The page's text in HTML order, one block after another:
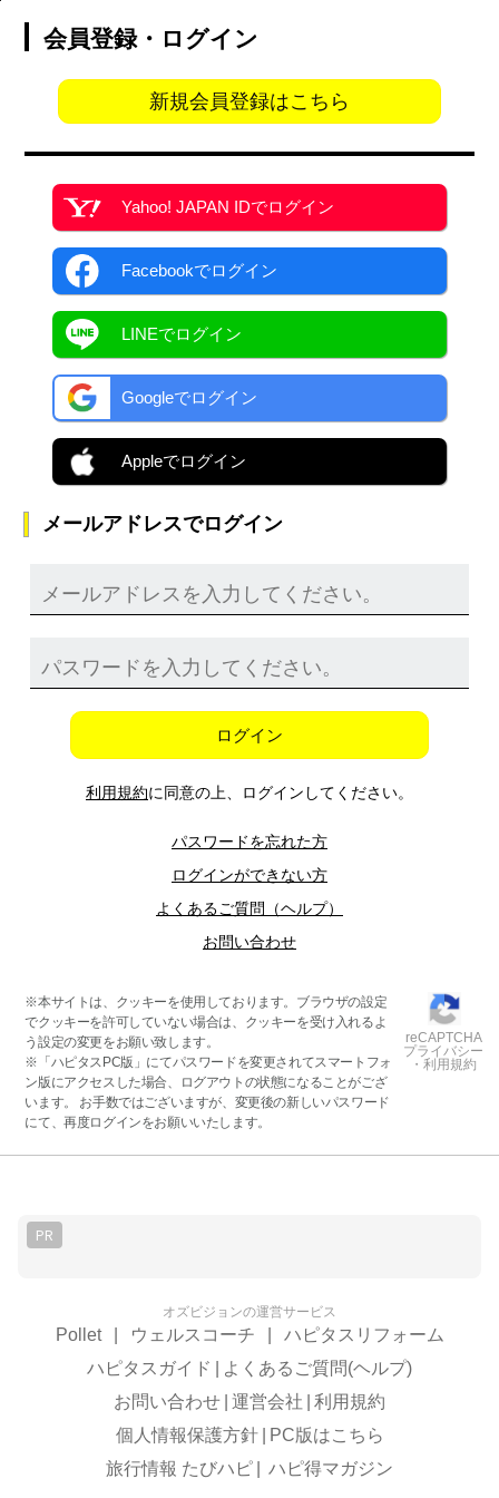
会員登録・ログイン
新規会員登録はこちら
Yahoo! JAPAN IDでログイン
Facebookでログイン
LINEでログイン
Googleでログイン
Appleでログイン
メールアドレスでログイン
ログイン
利用規約に同意の上、ログインしてください。
パスワードを忘れた方
ログインができない方
よくあるご質問（ヘルプ）
お問い合わせ
※本サイトは、クッキーを使用しております。ブラウザの設定
でクッキーを許可していない場合は、クッキーを受け入れるよ
う設定の変更をお願い致します。
※「ハピタスPC版」にてパスワードを変更されてスマートフォ
ン版にアクセスした場合、ログアウトの状態になることがござ
います。 お手数ではございますが、変更後の新しいパスワード
にて、再度ログインをお願いいたします。
reCAPTCHA
プライバシー
・利用規約
PR
オズビジョンの運営サービス
Pollet ウェルスコーチ
ハピタスリフォーム
ハピタスガイド
よくあるご質問(ヘルプ)
お問い合わせ 運営会社
利用規約
個人情報保護方針
PC版はこちら
旅行情報 たびハピ
ハピ得マガジン